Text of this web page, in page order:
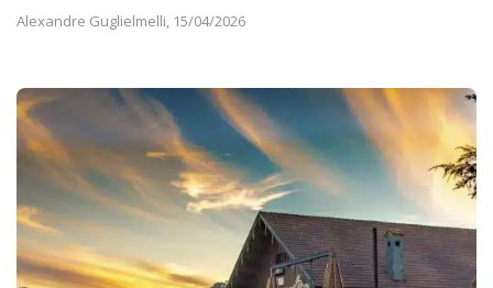
Alexandre Guglielmelli, 15/04/2026